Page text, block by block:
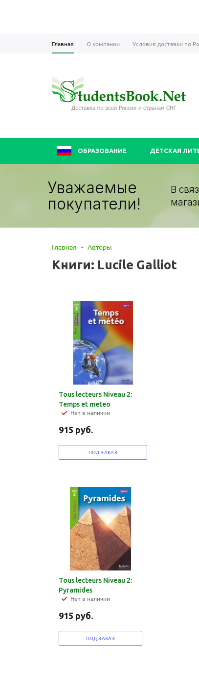
Главная О компании Условия доставки по
ОБРАЗОВАНИЕ ДЕТСКАЯ
Уважаемые
покупатели!
В
Главная - Авторы
Книги: Lucile Galliot
Tous lecteurs Niveau 2:
Temps et meteo
Нет в наличии
915 руб.
ПОД ЗАКАЗ
Tous lecteurs Niveau 2:
Pyramides
Нет в наличии
915 руб.
ПОД ЗАКАЗ